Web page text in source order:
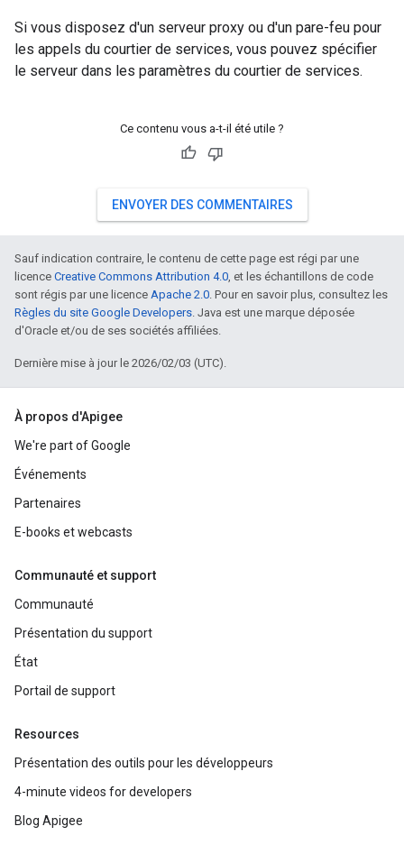
Si vous disposez d'un serveur proxy ou d'un pare-feu pour
les appels du courtier de services, vous pouvez spécifier
le serveur dans les paramètres du courtier de services.
Ce contenu vous a-t-il été utile ?
ENVOYER DES COMMENTAIRES
Sauf indication contraire, le contenu de cette page est régi par une
licence Creative Commons Attribution 4.0, et les échantillons de code
sont régis par une licence Apache 2.0. Pour en savoir plus, consultez les
Règles du site Google Developers. Java est une marque déposée
d'Oracle et/ou de ses sociétés affiliées.
Dernière mise à jour le 2026/02/03 (UTC).
À propos d'Apigee
We're part of Google
Événements
Partenaires
E-books et webcasts
Communauté et support
Communauté
Présentation du support
État
Portail de support
Resources
Présentation des outils pour les développeurs
4-minute videos for developers
Blog Apigee